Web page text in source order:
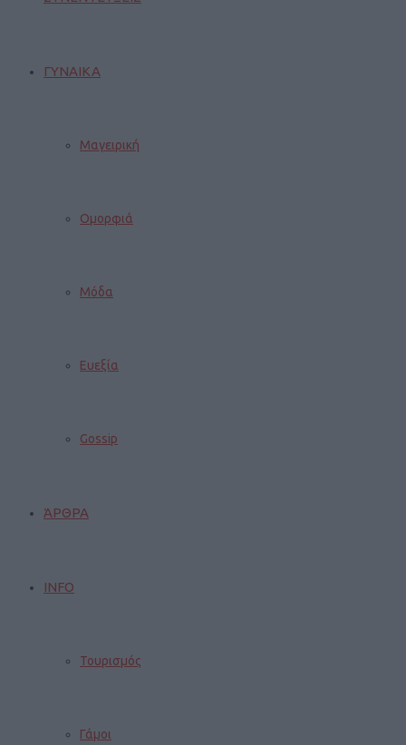
ΓΥΝΑΙΚΑ
Μαγειρική
Ομορφιά
Μόδα
Ευεξία
Gossip
ΆΡΘΡΑ
INFO
Τουρισμός
Γάμοι